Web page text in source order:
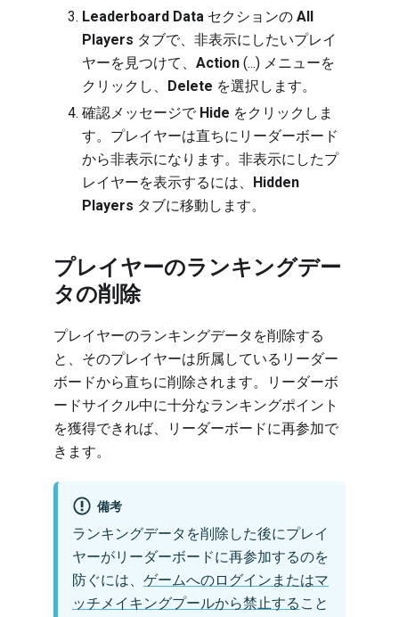
Leaderboard Data セクションの All
Players タブで、非表示にしたいプレイ
ヤーを見つけて、 Action (...) メニューを
クリックし、
Delete を選択します。
確認メッセージで Hide をクリックしま
す。プレイヤーは直ちにリーダーボード
から非表示になります。非表示にしたプ
レイヤーを表示するには、
Hidden
Players タブに移動します。
プレイヤーのランキングデー
タの削除
プレイヤーのランキングデータを削除する
と、そのプレイヤーは所属しているリーダー
ボードから直ちに削除されます。リーダーボ
ードサイクル中に十分なランキングポイント
を獲得できれば、リーダーボードに再参加で
きます。
備考
ランキングデータを削除した後にプレイ
ヤーがリーダーボードに再参加するのを
防ぐには、 ゲームへのログインまたはマ
ッチメイキングプールから禁止する こと